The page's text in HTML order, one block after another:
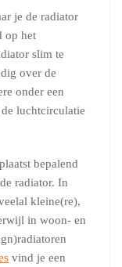
je de radiator
op het
slim te
over de
onder een
luchtcirculatie
bepalend
radiator. In
kleine(re),
in woon- en
vind je een